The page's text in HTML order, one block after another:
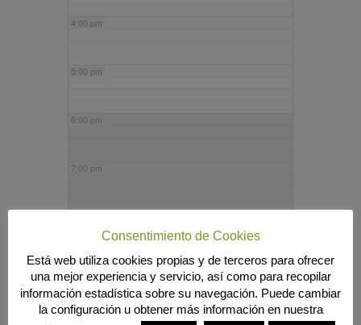
4:00 pm
5:00 pm
6:00 pm
7:00 pm
9:00 pm
10:00 pm
Consentimiento de Cookies
Está web utiliza cookies propias y de terceros para ofrecer
una mejor experiencia y servicio, así como para recopilar
información estadística sobre su navegación. Puede cambiar
la configuración u obtener más información en nuestra